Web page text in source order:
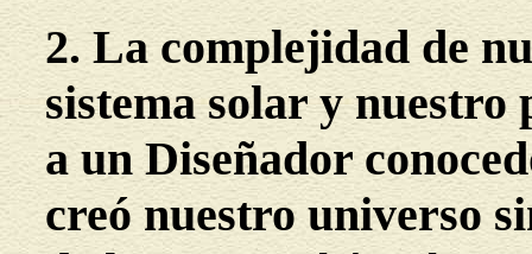
2. La complejidad de
sistema solar y
a un Diseñador
creó nuestro universo